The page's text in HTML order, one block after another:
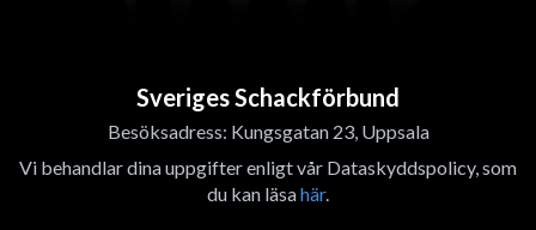
Sveriges Schackförbund
Besöksadress: Kungsgatan 23, Uppsala
Vi behandlar dina uppgifter enligt vår Dataskyddspolicy, som
du kan läsahär.